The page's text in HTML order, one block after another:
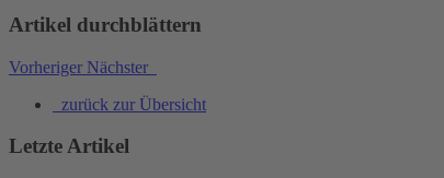
Artikel durchblättern
Vorheriger Nächster
zurück zur Übersicht
Letzte Artikel